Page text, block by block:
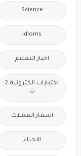
Science
idioms
اخبار التعليم
اختبارات الكترونية 2
ث
اسعار العملات
الاحياء